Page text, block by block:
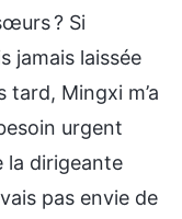
? Si
jamais laissée
tard, Mingxi m’a
urgent
la dirigeante
pas envie de